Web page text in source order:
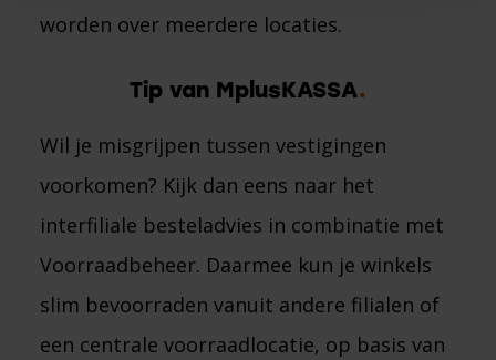
worden over meerdere locaties.
Tip van MplusKASSA
Wil je misgrijpen tussen vestigingen
voorkomen? Kijk dan eens naar het
interfiliale besteladvies in combinatie met
Voorraadbeheer. Daarmee kun je winkels
slim bevoorraden vanuit andere filialen of
een centrale voorraadlocatie, op basis van